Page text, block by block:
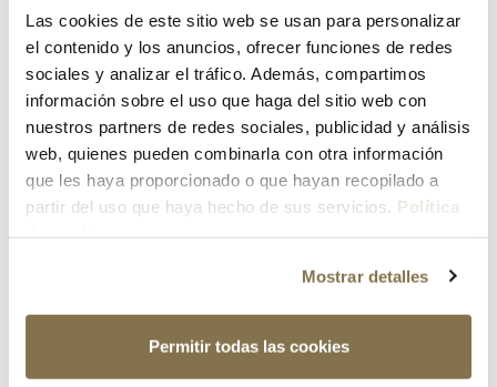
Las cookies de este sitio web se usan para personalizar
el contenido y los anuncios, ofrecer funciones de redes
sociales y analizar el tráfico. Además, compartimos
información sobre el uso que haga del sitio web con
nuestros partners de redes sociales, publicidad y análisis
web, quienes pueden combinarla con otra información
que les haya proporcionado o que hayan recopilado a
partir del uso que haya hecho de sus servicios. Política
Mostrar detalles
Permitir todas las cookies
¿Has olvidado tu contraseña?